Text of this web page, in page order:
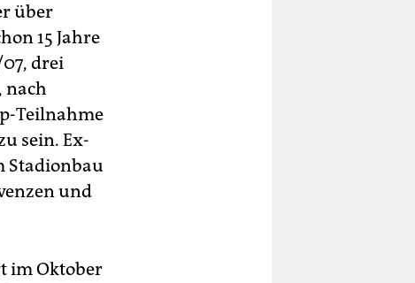
über
15 Jahre
drei
nach
Teilnahme
sein. Ex-
Stadionbau
und
im Oktober